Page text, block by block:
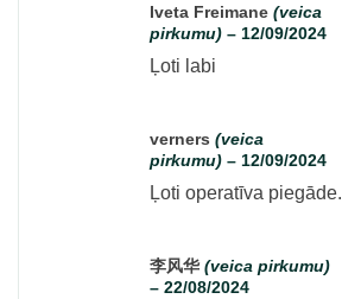
Iveta Freimane (veica
pirkumu) – 12/09/2024
Ļoti labi
verners (veica
pirkumu) – 12/09/2024
Ļoti operatīva piegāde.
李风华 (veica pirkumu)
– 22/08/2024